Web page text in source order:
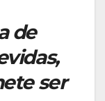
de
ser